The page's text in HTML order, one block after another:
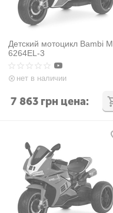
Детский мотоцикл Bambi M
6264EL-3
нет в наличии
7 863 грн цена: